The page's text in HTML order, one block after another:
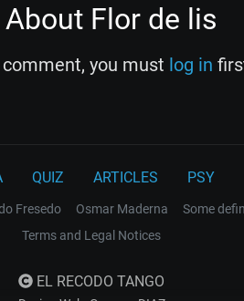
About Flor de lis
you must log in
QUIZ ARTICLES PSY
Fresedo Osmar Maderna Some
Terms and Legal Notices
EL RECODO TANGO